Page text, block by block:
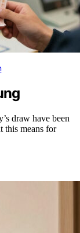
draw have been
this means for